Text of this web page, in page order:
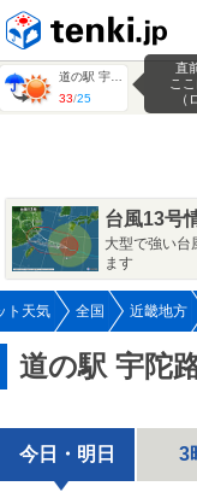
33/25
直
こ
（
台風13号
大型で強い台
ます
ト天気 全国 近畿地方
道の駅 宇陀
今日・明日 3